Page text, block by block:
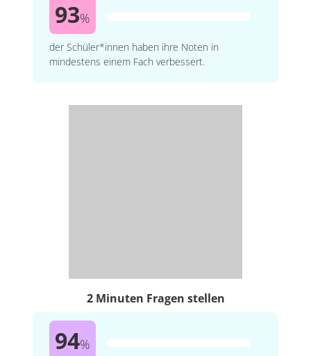
93%
der Schüler*innen haben ihre Noten in
mindestens einem Fach verbessert.
2 Minuten Fragen stellen
94%